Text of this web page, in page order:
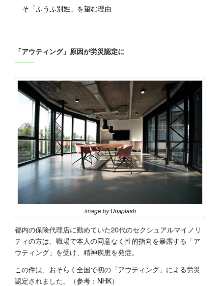
そ「ふうふ別姓」を望む理由
「アウティング」原因が労災認定に
image by:Unsplash
都内の保険代理店に勤めていた20代のセクシュアルマイノリ
ティの方は、職場で本人の同意なく性的指向を暴露する「ア
ウティング」を受け、精神疾患を発症。
この件は、おそらく全国で初の「アウティング」による労災
認定されました。（参考： NHK）